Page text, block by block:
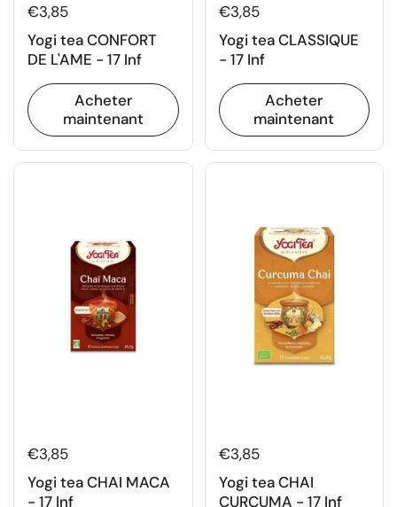
€3,85
Yogi tea CONFORT
DE L'AME - 17 Inf
Acheter
maintenant
€3,85
Yogi tea CLASSIQUE
- 17 Inf
Acheter
maintenant
€3,85
Yogi tea CHAI MACA
- 17 Inf
€3,85
Yogi tea CHAI
CURCUMA - 17 Inf